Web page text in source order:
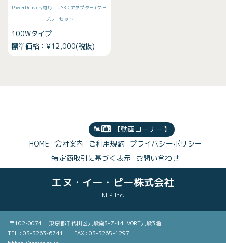
PowerDelivery対応 USB-Cアダプター+ケー
ブル セット
100Wタイプ
標準価格：¥12,000(税抜)
【動画コーナー】
HOME 会社案内 ご利用規約 プライバシーポリシー
特定商取引に基づく表示
お問い合わせ
エヌ・イー・ピー株式会社
NEP Inc.
〒102-0074 東京都千代田区九段南3-7-14 VORT九段3階
TEL : 03-3263-6741 FAX : 03-3265-1297